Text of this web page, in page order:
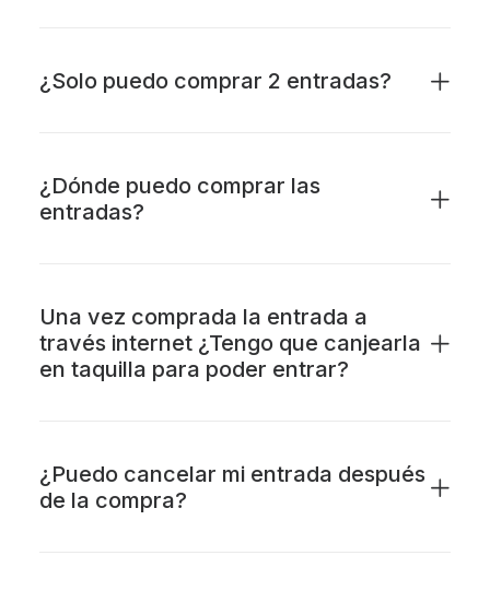
¿Solo puedo comprar 2 entradas?
¿Dónde puedo comprar las
entradas?
Una vez comprada la entrada a
través internet ¿Tengo que canjearla
en taquilla para poder entrar?
¿Puedo cancelar mi entrada después
de la compra?